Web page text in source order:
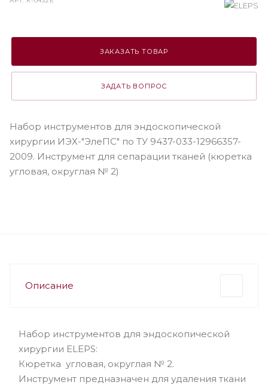
ЗАКАЗАТЬ ТОВАР
ЗАДАТЬ ВОПРОС
Набор инструментов для эндоскопической
хирургии ИЭХ-"ЭлеПС" по ТУ 9437-033-12966357-
2009. Инструмент для сепарации тканей (кюретка
угловая, округлая № 2)
Описание
Набор инструментов для эндоскопической
хирургии ELEPS:
Кюретка угловая, округлая № 2.
Инструмент предназначен для удаления ткани